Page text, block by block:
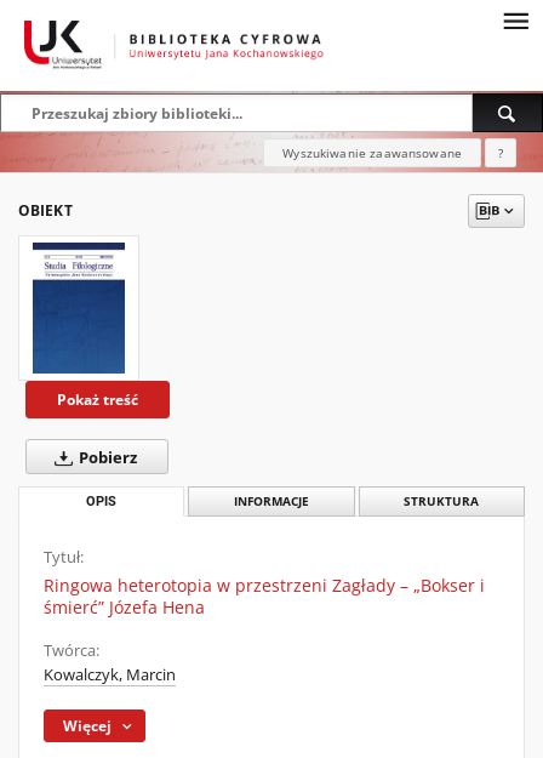
Wyszukiwanie zaawansowane ?
OBIEKT
Pokaż treść
Pobierz
OPIS INFORMACJE STRUKTURA
Tytuł:
Ringowa heterotopia w przestrzeni Zagłady – „Bokser i
śmierć” Józefa Hena
Twórca:
Kowalczyk, Marcin
Więcej